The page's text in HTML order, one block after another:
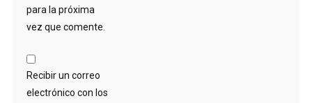
para la próxima
vez que comente.
Recibir un correo
electrónico con los